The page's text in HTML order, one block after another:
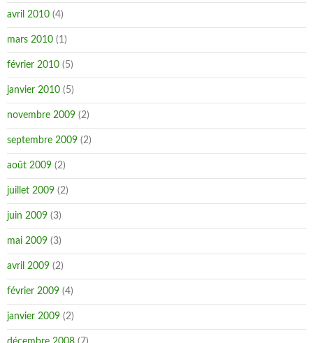
avril 2010 (4)
mars 2010 (1)
février 2010 (5)
janvier 2010 (5)
novembre 2009 (2)
septembre 2009 (2)
août 2009 (2)
juillet 2009 (2)
juin 2009 (3)
mai 2009 (3)
avril 2009 (2)
février 2009 (4)
janvier 2009 (2)